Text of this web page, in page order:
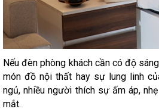
Nếu đèn phòng khách cần có độ
món đồ nội thất hay sự lung linh
ngủ, nhiều người thích sự ấm áp,
mắt.